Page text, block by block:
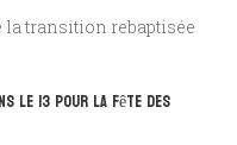
la transition rebaptisée
le 13 pour la Fête des